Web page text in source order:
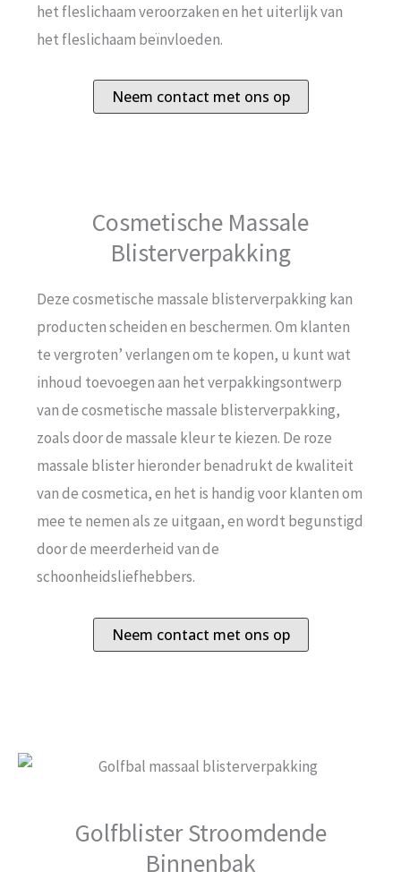
het fleslichaam veroorzaken en het uiterlijk van
het fleslichaam beïnvloeden.
Neem contact met ons op
Cosmetische Massale
Blisterverpakking
Deze cosmetische massale blisterverpakking kan
producten scheiden en beschermen. Om klanten
te vergroten’ verlangen om te kopen, u kunt wat
inhoud toevoegen aan het verpakkingsontwerp
van de cosmetische massale blisterverpakking,
zoals door de massale kleur te kiezen. De roze
massale blister hieronder benadrukt de kwaliteit
van de cosmetica, en het is handig voor klanten om
mee te nemen als ze uitgaan, en wordt begunstigd
door de meerderheid van de
schoonheidsliefhebbers.
Neem contact met ons op
Golfblister Stroomdende
Binnenbak